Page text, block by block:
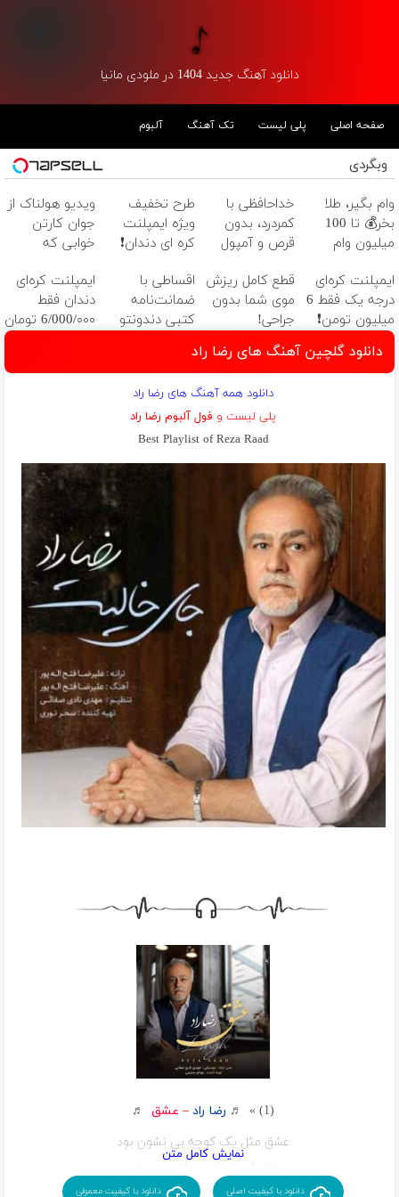
دانلود آهنگ جدید 1404 در ملودی مانیا
صفحه اصلی پلی لیست تک آهنگ آلبوم
وبگردی
وام بگیر، طلا
بخر💰 تا 100
میلیون وام
ضامن
خداحافظی با
کمردرد، بدون
قرص و آمپول
طرح تخفیف
ویژه ایمپلنت
کره ای دندان❗
ویدیو هولناک از
جوان کارتن
خوابی که
آموزش رایگان
ایمپلنت کره‌ای
درجه یک فقط 6
میلیون تومن❗
قطع کامل ریزش
موی شما بدون
جراحی!
شامپوجلبک
تضمین کیفیت
اقساطی با
ضمانت‌نامه
کتبی دندونتو
بدون سود
ایمپلنت کره‌ای
دندان فقط
6/000/۰۰۰ تومان
دانلود گلچین آهنگ های رضا راد
دانلود همه آهنگ های رضا راد
پلی لیست و فول آلبوم رضا راد
Best Playlist of Reza Raad
(1) » ♬ رضا راد – عشق
♬
عشق مثل یک کوچه بی نشون بود
واسه منو اون ی همزبون بود
بهونه ای واسه دردامون بود
دانلود با کیفیت اصلی دانلود با کیفیت معمولی